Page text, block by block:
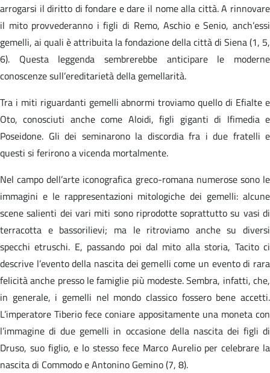
arrogarsi il diritto di fondare e dare il nome alla città. A rinnovare
il mito provvederanno i figli di Remo, Aschio e Senio, anch’essi
gemelli, ai quali è attribuita la fondazione della città di Siena (1, 5,
6). Questa leggenda sembrerebbe anticipare le moderne
conoscenze sull’ereditarietà della gemellarità.
Tra i miti riguardanti gemelli abnormi troviamo quello di Efialte e
Oto, conosciuti anche come Aloidi, figli giganti di Ifimedia e
Poseidone. Gli dei seminarono la discordia fra i due fratelli e
questi si ferirono a vicenda mortalmente.
Nel campo dell’arte iconografica greco-romana numerose sono le
immagini e le rappresentazioni mitologiche dei gemelli: alcune
scene salienti dei vari miti sono riprodotte soprattutto su vasi di
terracotta e bassorilievi; ma le ritroviamo anche su diversi
specchi etruschi. E, passando poi dal mito alla storia, Tacito ci
descrive l’evento della nascita dei gemelli come un evento di rara
felicità anche presso le famiglie più modeste. Sembra, infatti, che,
in generale, i gemelli nel mondo classico fossero bene accetti.
L’imperatore Tiberio fece coniare appositamente una moneta con
l’immagine di due gemelli in occasione della nascita dei figli di
Druso, suo figlio, e lo stesso fece Marco Aurelio per celebrare la
nascita di Commodo e Antonino Gemino (7, 8).